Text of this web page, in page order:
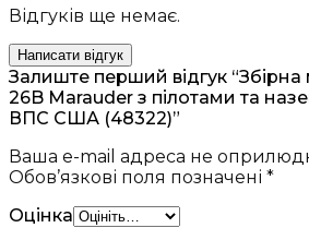
Відгуків ще немає.
Написати відгук
Залиште перший відгук
26B Marauder з пілотами та
ВПС США (48322)”
Ваша e-mail адреса не
Обов’язкові поля позначені *
Оцінка